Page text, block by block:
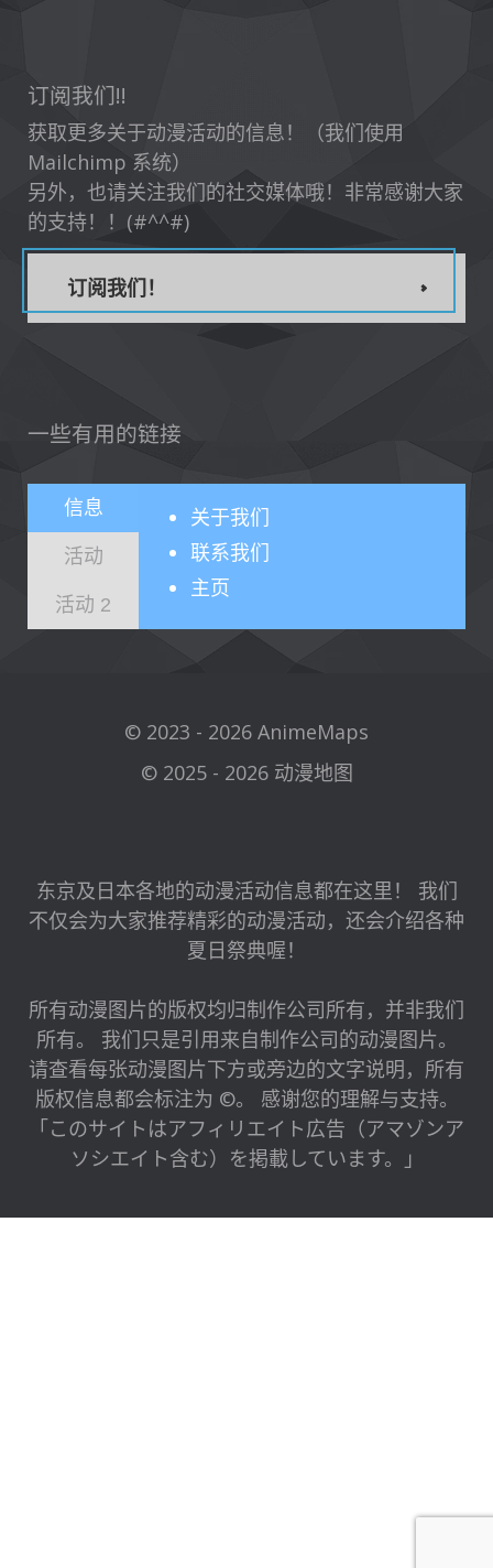
订阅我们!!
获取更多关于动漫活动的信息！（我们使用
Mailchimp 系统）
另外，也请关注我们的社交媒体哦！非常感谢大家
的支持！！(#^^#)
订阅我们！
一些有用的链接
信息
活动
活动 2
关于我们
联系我们
主页
© 2023 - 2026 AnimeMaps
© 2025 - 2026 动漫地图
东京及日本各地的动漫活动信息都在这里！ 我们
不仅会为大家推荐精彩的动漫活动，还会介绍各种
夏日祭典喔！
所有动漫图片的版权均归制作公司所有，并非我们
所有。 我们只是引用来自制作公司的动漫图片。
请查看每张动漫图片下方或旁边的文字说明，所有
版权信息都会标注为 ©。 感谢您的理解与支持。
「このサイトはアフィリエイト広告（アマゾンア
ソシエイト含む）を掲載しています。」